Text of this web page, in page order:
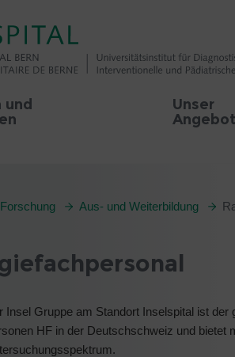
Unser
Angebot
Aus- und Weiterbildung
Insel Gruppe am Standort Inselspital ist
HF in der Deutschschweiz und bietet